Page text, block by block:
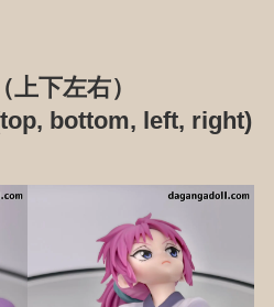
下左右）
bottom, left, right)